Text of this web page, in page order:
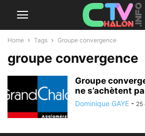
Home Tags Groupe convergence
groupe convergence
Groupe
ne s’achètent
Dominique GAYE - 25